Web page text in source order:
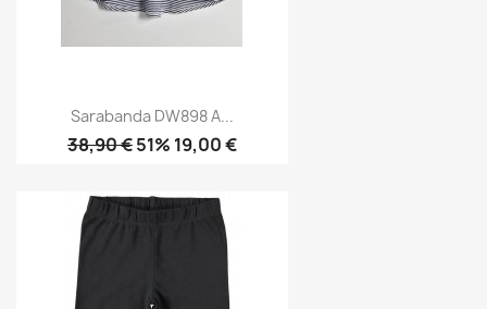
Sarabanda DW898 A...
38,90 €51% 19,00 €